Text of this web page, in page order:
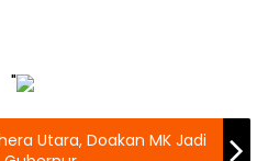
"
Utara, Doakan MK Jadi